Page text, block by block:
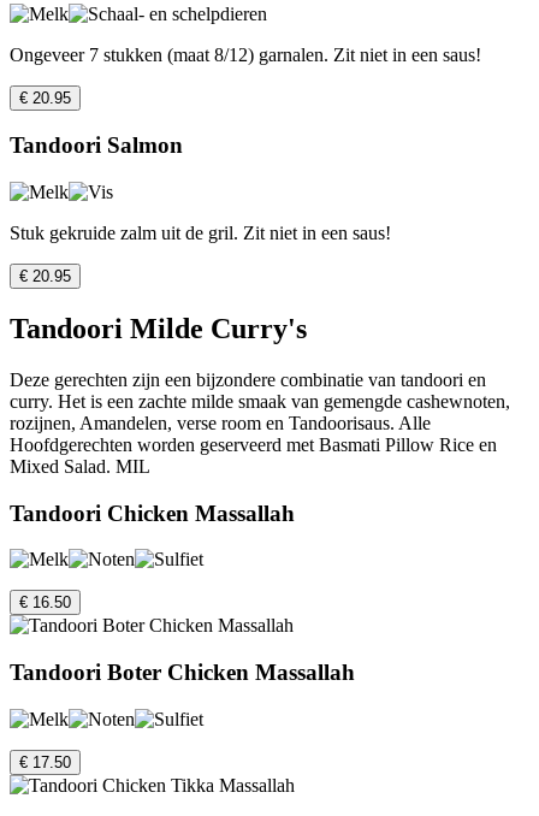
Ongeveer 7 stukken (maat 8/12) garnalen. Zit niet in een saus!
€ 20.95
Tandoori Salmon
Stuk gekruide zalm uit de gril. Zit niet in een saus!
€ 20.95
Tandoori Milde Curry's
Deze gerechten zijn een bijzondere combinatie van tandoori en
curry. Het is een zachte milde smaak van gemengde cashewnoten,
rozijnen, Amandelen, verse room en Tandoorisaus. Alle
Hoofdgerechten worden geserveerd met Basmati Pillow Rice en
Mixed Salad. MIL
Tandoori Chicken Massallah
€ 16.50
Tandoori Boter Chicken Massallah
€ 17.50